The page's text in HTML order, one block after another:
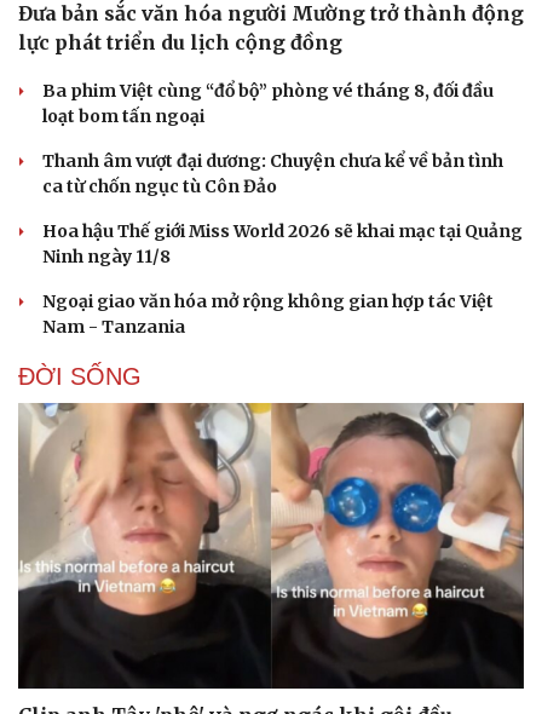
Đưa bản sắc văn hóa người Mường trở thành động
lực phát triển du lịch cộng đồng
Ba phim Việt cùng “đổ bộ” phòng vé tháng 8, đối đầu
loạt bom tấn ngoại
Thanh âm vượt đại dương: Chuyện chưa kể về bản tình
ca từ chốn ngục tù Côn Đảo
Hoa hậu Thế giới Miss World 2026 sẽ khai mạc tại Quảng
Ninh ngày 11/8
Ngoại giao văn hóa mở rộng không gian hợp tác Việt
Nam - Tanzania
ĐỜI SỐNG